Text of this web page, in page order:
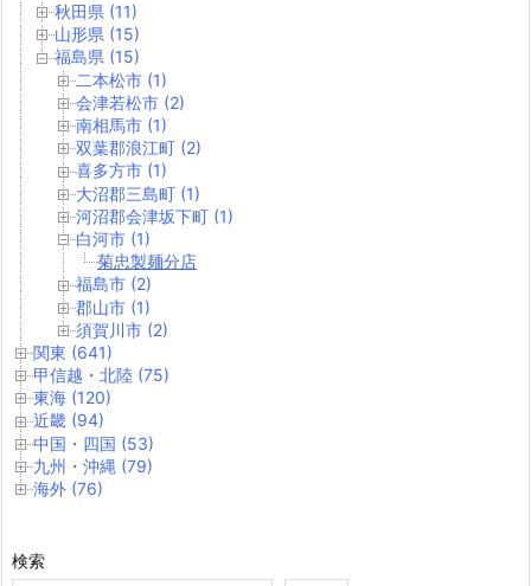
秋田県 (11)
山形県 (15)
福島県 (15)
二本松市 (1)
会津若松市 (2)
南相馬市 (1)
双葉郡浪江町 (2)
喜多方市 (1)
大沼郡三島町 (1)
河沼郡会津坂下町 (1)
白河市 (1)
菊忠製麺分店
福島市 (2)
郡山市 (1)
須賀川市 (2)
関東 (641)
甲信越・北陸 (75)
東海 (120)
近畿 (94)
中国・四国 (53)
九州・沖縄 (79)
海外 (76)
検索